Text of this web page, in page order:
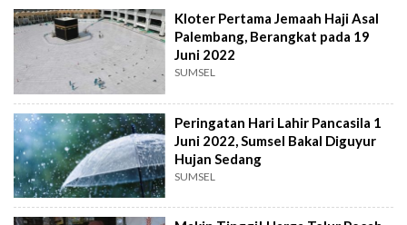
Kloter Pertama Jemaah Haji Asal
Palembang, Berangkat pada 19
Juni 2022
SUMSEL
Peringatan Hari Lahir Pancasila 1
Juni 2022, Sumsel Bakal Diguyur
Hujan Sedang
SUMSEL